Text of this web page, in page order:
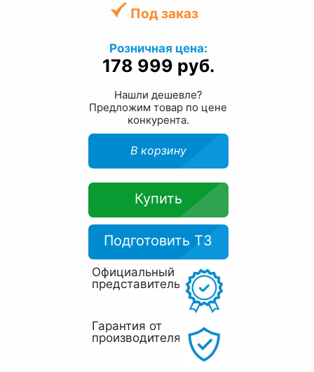
Под заказ
Розничная цена:
178 999 руб.
Нашли дешевле?
Предложим товар по цене
конкурента.
В корзину
Купить
Подготовить ТЗ
Официальный
представитель
Гарантия от
производителя